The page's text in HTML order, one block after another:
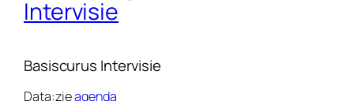
Intervisie
Basiscurus Intervisie
Data:zieagenda